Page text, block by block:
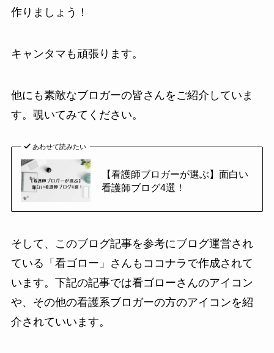
作りましょう！
キャンタマも頑張ります。
他にも素敵なブロガーの皆さんをご紹介していま
す。覗いてみてください。
あわせて読みたい
【看護師ブロガーが選ぶ】面白い
看護師ブログ4選！
そして、このブログ記事を参考にブログ運営され
ている「看ゴロー」さんもココナラで作成されて
います。下記の記事では看ゴローさんのアイコン
や、その他の看護系ブロガーの方のアイコンを紹
介されていいます。